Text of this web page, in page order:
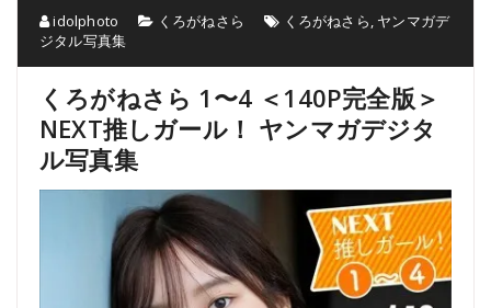
idolphoto くろがねさら くろがねさら, ヤンマガデ
ジタル写真集
くろがねさら 1〜4 ＜140P完全版＞
NEXT推しガール！ ヤンマガデジタ
ル写真集